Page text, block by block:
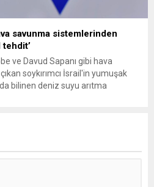
savunma sistemlerinden
tehdit’
ve Davud Sapanı gibi hava
soykırımcı İsrail'in yumuşak
bilinen deniz suyu arıtma